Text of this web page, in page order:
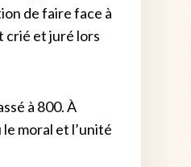
de faire face à
crié et juré lors
à 800. À
moral et l’unité